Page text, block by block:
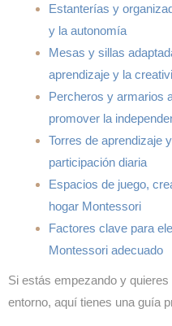
Estanterías y
y la autonomía
Mesas y sillas
aprendizaje y la
Percheros y armarios
promover la
Torres de aprendizaje
participación diaria
Espacios de juego,
hogar Montessori
Factores clave para
Montessori adecuado
Si estás empezando y quieres
entorno, aquí tienes una guía